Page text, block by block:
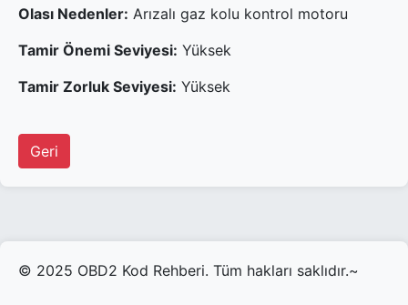
Olası Nedenler: Arızalı gaz kolu kontrol motoru
Tamir Önemi Seviyesi: Yüksek
Tamir Zorluk Seviyesi: Yüksek
Geri
© 2025 OBD2 Kod Rehberi. Tüm hakları saklıdır.~